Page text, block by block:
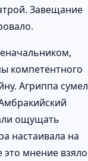
Завещание
компетентного
Агриппа сумел
ощущать
настаивала на
мнение взяло